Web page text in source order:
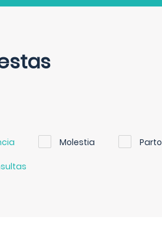
Molestia Parto